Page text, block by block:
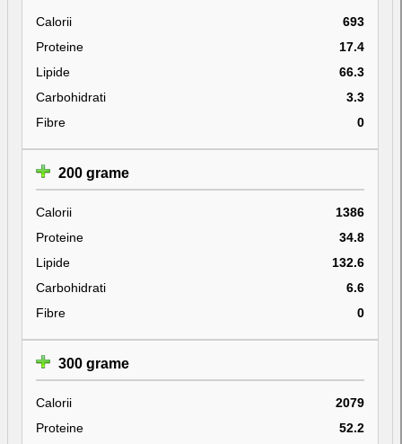
Calorii
693
Proteine
17.4
Lipide
66.3
Carbohidrati
3.3
Fibre
0
200 grame
Calorii
1386
Proteine
34.8
Lipide
132.6
Carbohidrati
6.6
Fibre
0
300 grame
Calorii
2079
Proteine
52.2